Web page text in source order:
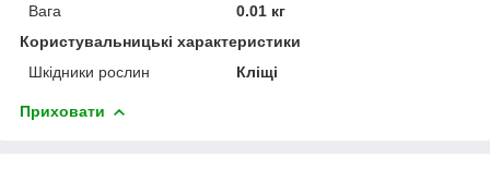
Вага
0.01 кг
Користувальницькі характеристики
Шкідники рослин
Кліщі
Приховати